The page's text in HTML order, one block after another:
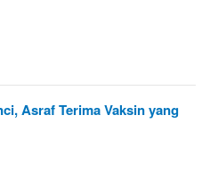
Asraf Terima Vaksin yang